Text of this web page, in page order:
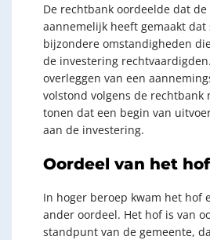
De rechtbank oordeelde dat
aannemelijk heeft gemaakt dat
bijzondere omstandigheden
de investering
overleggen van een
volstond volgens de rechtbank
tonen dat een begin van
aan de investering.
Oordeel van het hof
In hoger beroep kwam het hof
ander oordeel. Het hof is van
standpunt van de gemeente,